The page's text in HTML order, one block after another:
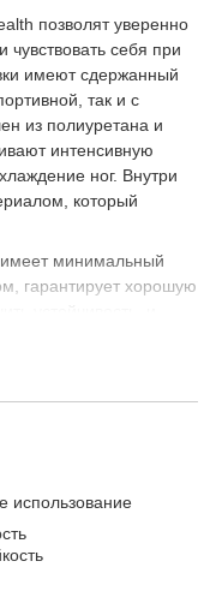
позволят уверенно
чувствовать себя при
имеют сдержанный
так и с
из полиуретана и
интенсивную
ног. Внутри
который
минимальный
гарантирует хорошую
позволяет
выбору размеров
взрослые, а
ее как мужчинам,
подойдут для
образ жизни и
использование